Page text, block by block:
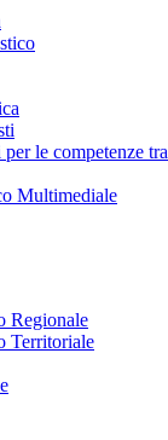
le competenze
Multimediale
Regionale
Territoriale